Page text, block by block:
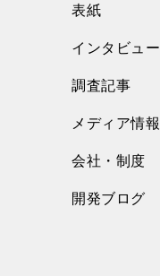
表紙
インタビュー
調査記事
メディア情報
会社・制度
開発ブログ